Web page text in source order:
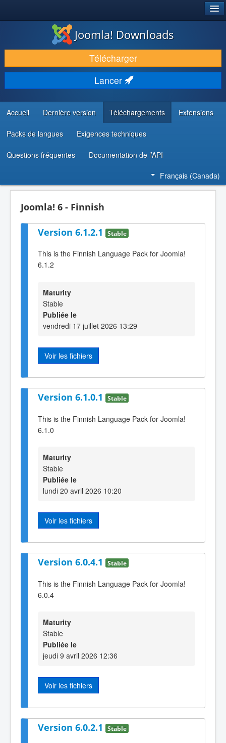
TÉLÉCHARGER & ENRICHIR
DÉCOUVRIR & APPRENDRE
COMMUNAUTÉ & SUPPORT
RESSOURCES DÉVELOPPEURS
Joomla! Downloads
Télécharger
Lancer
Accueil Dernière version Téléchargements Extensions
Packs de langues Exigences techniques
Questions fréquentes Documentation de l’API
Français (Canada)
Joomla! 6 - Finnish
Version 6.1.2.1 Stable
This is the Finnish Language Pack for Joomla!
6.1.2
Maturity
Stable
Publiée le
vendredi 17 juillet 2026 13:29
Voir les fichiers
Version 6.1.0.1 Stable
This is the Finnish Language Pack for Joomla!
6.1.0
Maturity
Stable
Publiée le
lundi 20 avril 2026 10:20
Voir les fichiers
Version 6.0.4.1 Stable
This is the Finnish Language Pack for Joomla!
6.0.4
Maturity
Stable
Publiée le
jeudi 9 avril 2026 12:36
Voir les fichiers
Version 6.0.2.1 Stable